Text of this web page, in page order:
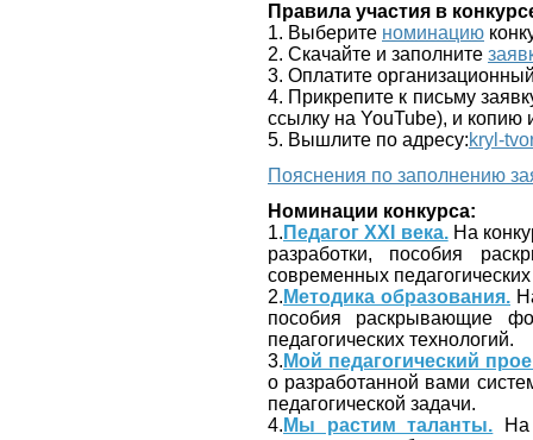
Правила участия в
1. Выберите номинацию
2. Скачайте и заполните
3. Оплатите
4. Прикрепите к письму
ссылку на YouTube), и копию
5. Вышлите по адресу:kryl-
Пояснения по заполнению
Номинации конкурса:
1. Педагог ХХI века.На
разработки, пособия
современных
2. Методика образования.
пособия раскрывающие
педагогических технологий.
3. Мой педагогический
о разработанной вами
педагогической задачи.
4. Мы растим таланты. На